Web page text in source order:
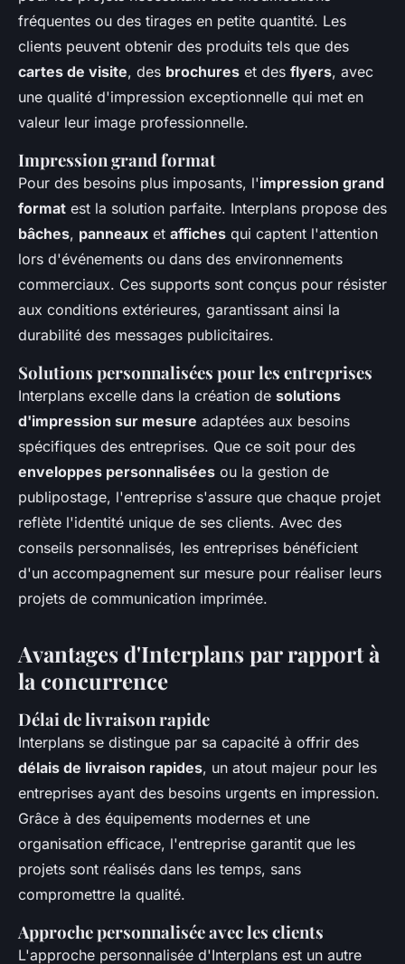
fréquentes ou des tirages en petite quantité. Les
clients peuvent obtenir des produits tels que des
cartes de visite, des brochures et des flyers, avec
une qualité d'impression exceptionnelle qui met en
valeur leur image professionnelle.
Impression grand format
Pour des besoins plus imposants, l'impression grand
format est la solution parfaite. Interplans propose des
bâches, panneaux et affiches qui captent l'attention
lors d'événements ou dans des environnements
commerciaux. Ces supports sont conçus pour résister
aux conditions extérieures, garantissant ainsi la
durabilité des messages publicitaires.
Solutions personnalisées pour les entreprises
Interplans excelle dans la création de solutions
d'impression sur mesure adaptées aux besoins
spécifiques des entreprises. Que ce soit pour des
enveloppes personnalisées ou la gestion de
publipostage, l'entreprise s'assure que chaque projet
reflète l'identité unique de ses clients. Avec des
conseils personnalisés, les entreprises bénéficient
d'un accompagnement sur mesure pour réaliser leurs
projets de communication imprimée.
Avantages d'Interplans par rapport à
la concurrence
Délai de livraison rapide
Interplans se distingue par sa capacité à offrir des
délais de livraison rapides, un atout majeur pour les
entreprises ayant des besoins urgents en impression.
Grâce à des équipements modernes et une
organisation efficace, l'entreprise garantit que les
projets sont réalisés dans les temps, sans
compromettre la qualité.
Approche personnalisée avec les clients
L'approche personnalisée d'Interplans est un autre